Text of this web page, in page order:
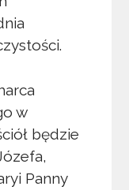
w
będzie
Panny